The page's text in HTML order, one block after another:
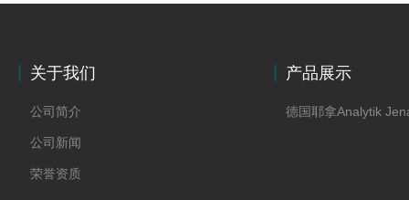
关于我们
公司简介
公司新闻
荣誉资质
产品展示
德国耶拿Analytik